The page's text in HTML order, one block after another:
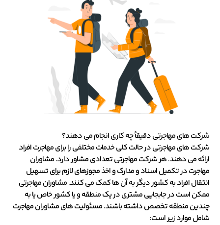
شرکت های مهاجرتی دقیقاً چه کاری انجام می دهند؟
شرکت های مهاجرتی در حالت کلی خدمات مختلفی را برای مهاجرت افراد
ارائه می دهند. هر شرکت مهاجرتی تعدادی مشاور دارد. مشاوران
مهاجرت در تکمیل اسناد و مدارک و اخذ مجوزهای لازم برای تسهیل
انتقال افراد به کشور دیگر به آن ها کمک می کنند. مشاوران مهاجرتی
ممکن است در جابجایی مشتری در یک منطقه و یا کشور خاص یا به
چندین منطقه تخصص داشته باشند. مسئولیت های مشاوران مهاجرت
شامل موارد زیر است: